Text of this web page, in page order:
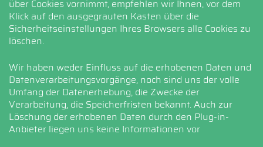
über Cookies vornimmt, empfehlen wir Ihnen, vor dem
Klick auf den ausgegrauten Kasten über die
Sicherheitseinstellungen Ihres Browsers alle Cookies zu
löschen.
Wir haben weder Einfluss auf die erhobenen Daten und
Datenverarbeitungsvorgänge, noch sind uns der volle
Umfang der Datenerhebung, die Zwecke der
Verarbeitung, die Speicherfristen bekannt. Auch zur
Löschung der erhobenen Daten durch den Plug-in-
Anbieter liegen uns keine Informationen vor